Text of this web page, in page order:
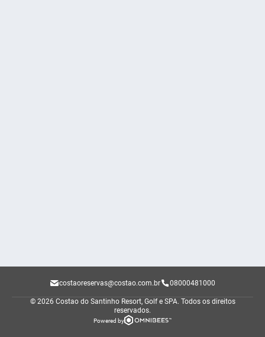
costaoreservas@costao.com.br 08000481000
© 2026 Costao do Santinho Resort, Golf e SPA. Todos os direitos
reservados.
Powered by